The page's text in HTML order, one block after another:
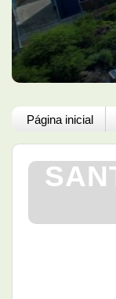
Página inicial